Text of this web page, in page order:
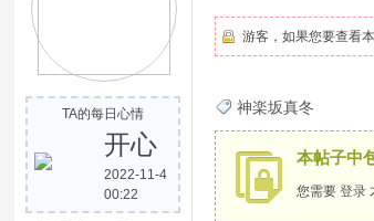
TA的每日心情
开心
2022-11-4
00:22
游客，如果您要查看
神楽坂真冬
本帖子中
您需要登录